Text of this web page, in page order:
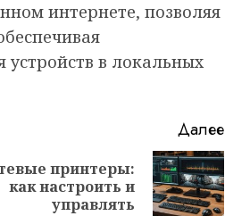
интернете, позволяя
в локальных
Далее
принтеры:
как настроить и
управлять